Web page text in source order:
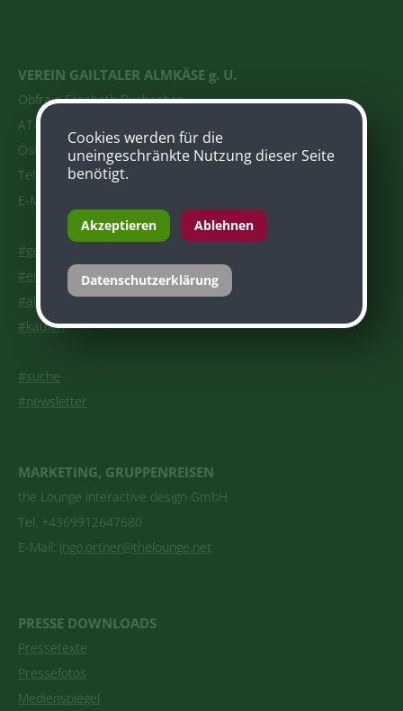
VEREIN GAILTALER ALMKÄSE g. U.
Obfrau: Elisabeth Buchacher
AT-9631 Jenig, Rattendorf 57
Österreich
Tel. +436503910520
E-Mail:
#geschichte
#erzeugung
#almkaesepedia
#kaufen
#suche
#newsletter
MARKETING, GRUPPENREISEN
the Lounge interactive design GmbH
Tel. +4369912647680
E-Mail: ingo.ortner@thelounge.net
PRESSE DOWNLOADS
Pressetexte
Pressefotos
Medienspiegel
Cookies werden für die
uneingeschränkte Nutzung dieser Seite
benötigt.
Akzeptieren Ablehnen
Datenschutzerklärung